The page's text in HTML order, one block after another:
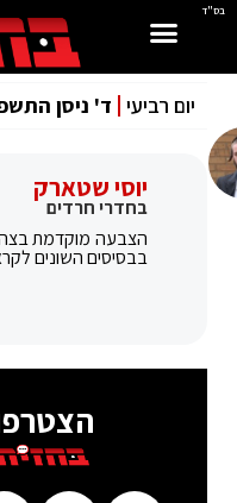
בס"ד
יום רביעי ד' ניסן
יוסי שטארק
בחדרי חרדים
בבסיסים השונים